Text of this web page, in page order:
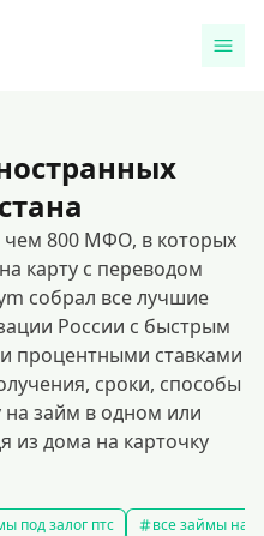
800 МФО, в которых
карту с переводом
собрал все лучшие
России с быстрым
процентными ставками
сроки, способы
займ в одном или
из дома на карточку
под залог птс все займы на